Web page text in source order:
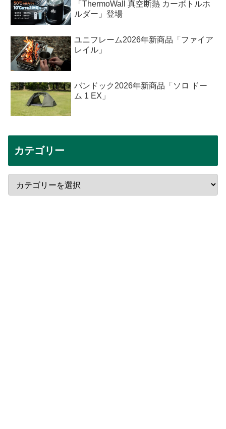
「ThermoWall 真空断熱 カーボトルホ
ルダー」登場
ユニフレーム2026年新商品「ファイア
レイル」
バンドック2026年新商品「ソロ ドー
ム 1 EX」
カテゴリー